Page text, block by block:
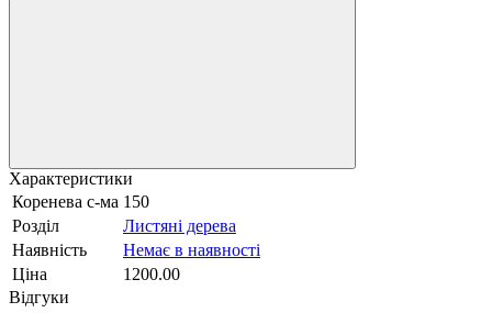
Характеристики
Коренева с-ма 150
Розділ
Листяні дерева
Наявність
Немає в наявності
Ціна
1200.00
Відгуки